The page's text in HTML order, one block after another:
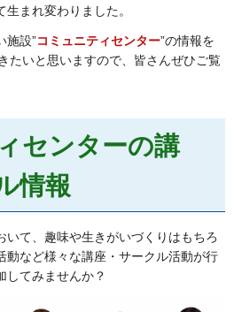
まれ変わりました。
施設”コミュニティセンター”の情報を
たいと思いますので、皆さんぜひご覧
センターの講
情報
いて、趣味や生きがいづくりはもちろ
動など様々な講座・サークル活動が行
してみませんか？